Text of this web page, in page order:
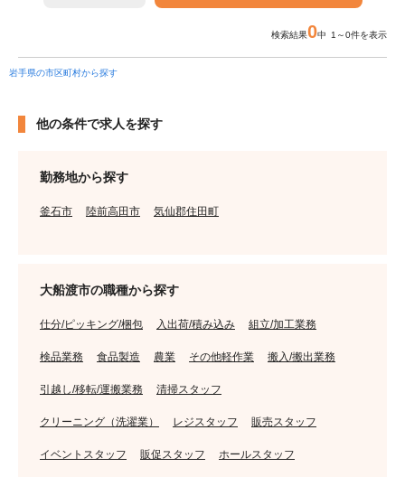
検索結果0中 1～0件を表示
岩手県の市区町村から探す
他の条件で求人を探す
勤務地から探す
釜石市 陸前高田市 気仙郡住田町
大船渡市の職種から探す
仕分/ピッキング/梱包 入出荷/積み込み 組立/加工業務
検品業務 食品製造 農業 その他軽作業 搬入/搬出業務
引越し/移転/運搬業務 清掃スタッフ
クリーニング（洗濯業） レジスタッフ 販売スタッフ
イベントスタッフ 販促スタッフ ホールスタッフ